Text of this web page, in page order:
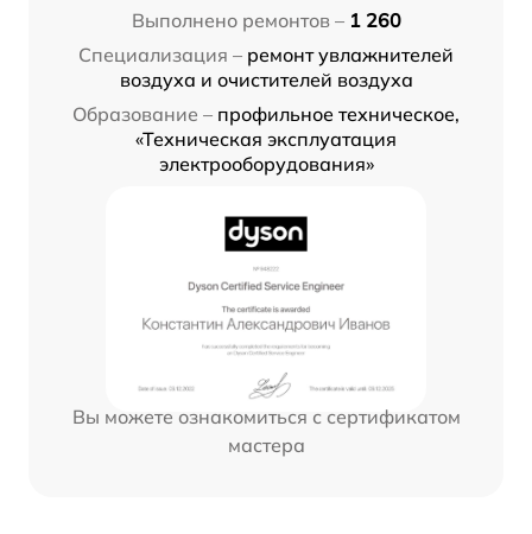
Выполнено ремонтов – 1 260
Специализация – ремонт увлажнителей
воздуха и очистителей воздуха
Образование – профильное техническое,
«Техническая эксплуатация
электрооборудования»
Вы можете ознакомиться с сертификатом
мастера